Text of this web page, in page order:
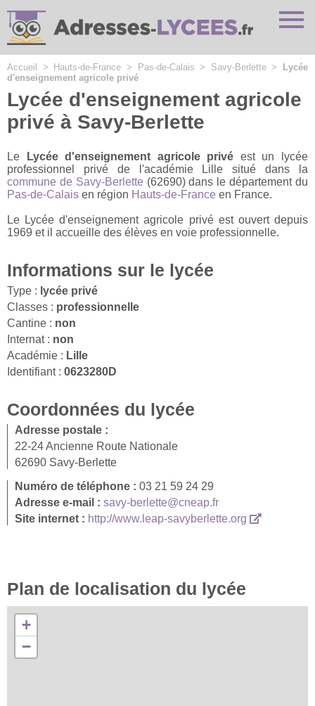
Accueil > Hauts-de-France > Pas-de-Calais > Savy-Berlette> Lycée
d'enseignement agricole privé
Lycée d'enseignement agricole
privé à Savy-Berlette
Le Lycée d'enseignement agricole privé est un lycée
professionnel privé de l'académie Lille situé dans la
commune de Savy-Berlette (62690) dans le département du
Pas-de-Calais en région Hauts-de-France en France.
Le Lycée d'enseignement agricole privé est ouvert depuis
1969 et il accueille des élèves en voie professionnelle.
Informations sur le lycée
Type : lycée privé
Classes : professionnelle
Cantine : non
Internat : non
Académie : Lille
Identifiant : 0623280D
Coordonnées du lycée
Adresse postale :
22-24 Ancienne Route Nationale
62690 Savy-Berlette
Numéro de téléphone : 03 21 59 24 29
Adresse e-mail : savy-berlette@cneap.fr
Site internet : http://www.leap-savyberlette.org
Plan de localisation du lycée
+
−